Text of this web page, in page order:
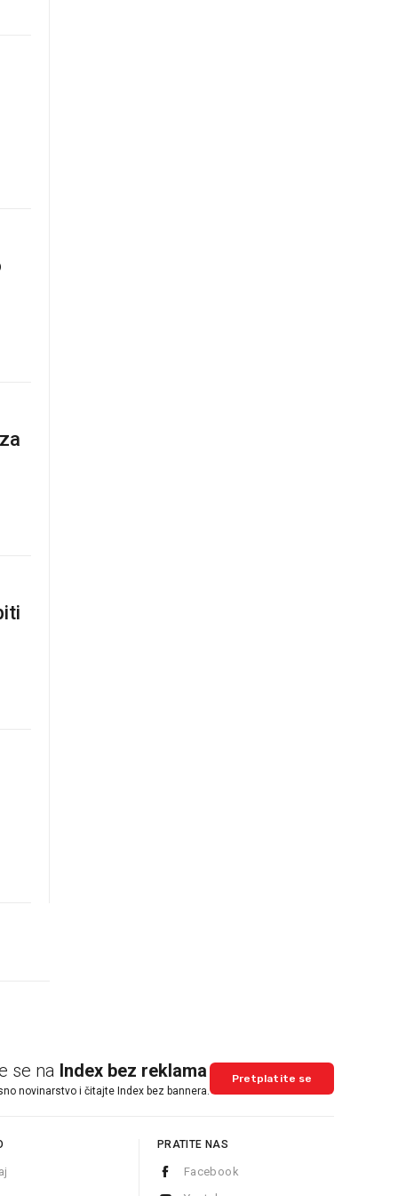
se na Index bez reklama
novinarstvo i čitajte Index bez bannera.
Pretplatite se
PRATITE NAS
Facebook